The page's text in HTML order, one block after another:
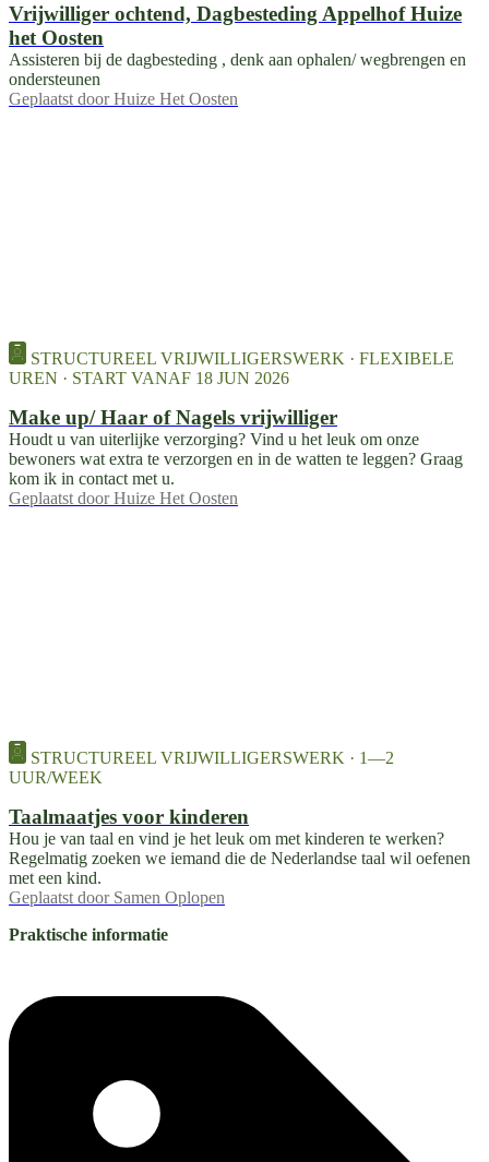
Vrijwilliger ochtend, Dagbesteding Appelhof Huize
het Oosten
Assisteren bij de dagbesteding , denk aan ophalen/ wegbrengen en
ondersteunen
Geplaatst door Huize Het Oosten
STRUCTUREEL VRIJWILLIGERSWERK · FLEXIBELE
UREN · START VANAF 18 JUN 2026
Make up/ Haar of Nagels vrijwilliger
Houdt u van uiterlijke verzorging? Vind u het leuk om onze
bewoners wat extra te verzorgen en in de watten te leggen? Graag
kom ik in contact met u.
Geplaatst door Huize Het Oosten
STRUCTUREEL VRIJWILLIGERSWERK · 1—2
UUR/WEEK
Taalmaatjes voor kinderen
Hou je van taal en vind je het leuk om met kinderen te werken?
Regelmatig zoeken we iemand die de Nederlandse taal wil oefenen
met een kind.
Geplaatst door Samen Oplopen
Praktische informatie